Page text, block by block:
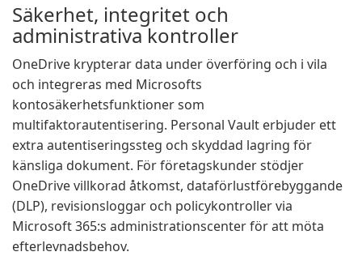
Säkerhet, integritet och
administrativa kontroller
OneDrive krypterar data under överföring och i vila
och integreras med Microsofts
kontosäkerhetsfunktioner som
multifaktorautentisering. Personal Vault erbjuder ett
extra autentiseringssteg och skyddad lagring för
känsliga dokument. För företagskunder stödjer
OneDrive villkorad åtkomst, dataförlustförebyggande
(DLP), revisionsloggar och policykontroller via
Microsoft 365:s administrationscenter för att möta
efterlevnadsbehov.